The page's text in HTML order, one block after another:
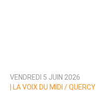
VENDREDI 5 JUIN 2026
LA VOIX DU MIDI / QUERCY